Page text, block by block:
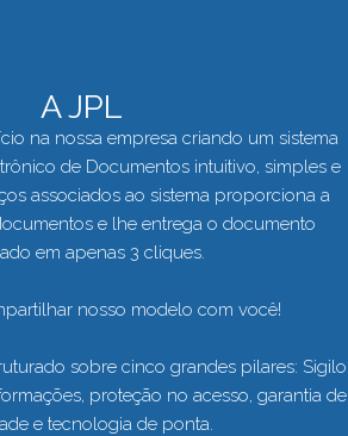
A JPL
na nossa empresa criando um sistema
de Documentos intuitivo, simples e
associados ao sistema proporciona a
e lhe entrega o documento
em apenas 3 cliques.
nosso modelo com você!
sobre cinco grandes pilares: Sigilo
proteção no acesso, garantia de
e tecnologia de ponta.